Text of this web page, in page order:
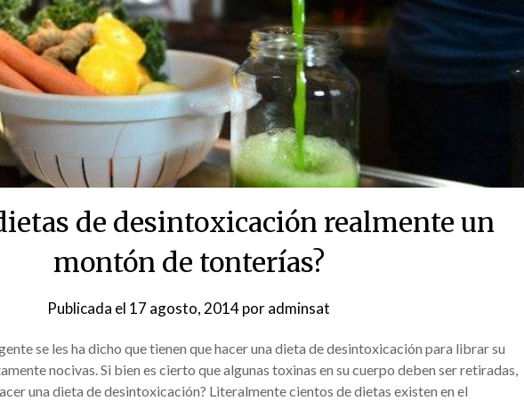
de desintoxicación realmente un
montón de tonterías?
Publicada el 17 agosto, 2014poradminsat
se les ha dicho que tienen que hacer una dieta de desintoxicación para librar su
nocivas. Si bien es cierto que algunas toxinas en su cuerpo deben ser retiradas,
una dieta de desintoxicación? Literalmente cientos de dietas existen en el